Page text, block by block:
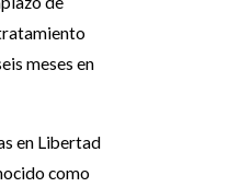
meses en
en Libertad
como